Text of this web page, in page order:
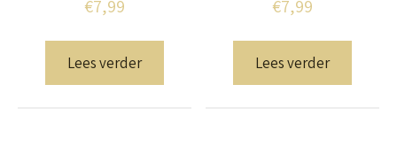
€7,99
Lees verder
€7,99
Lees verder